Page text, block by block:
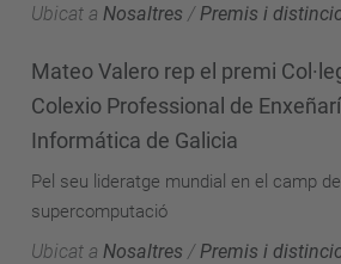
Ubicat a Nosaltres / Premis i
Mateo Valero rep el premi
Colexio Professional de
Informática de Galicia
Pel seu lideratge mundial en el camp
supercomputació
Ubicat a Nosaltres /Premis i